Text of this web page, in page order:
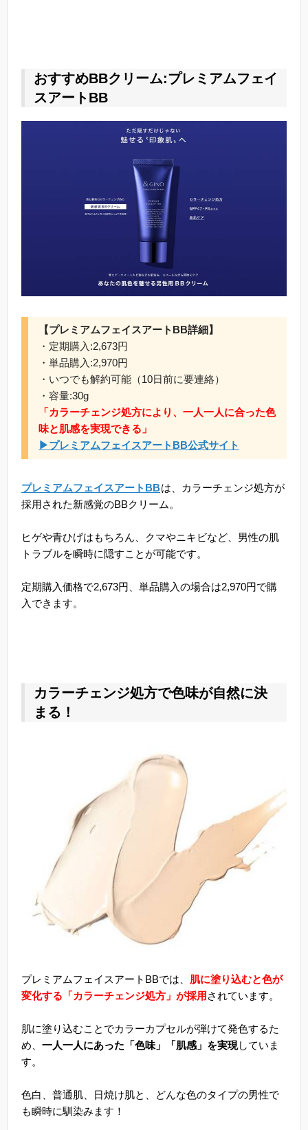
おすすめBBクリーム:プレミアムフェイ
スアートBB
【プレミアムフェイスアートBB詳細】
・定期購入:2,673円
・単品購入:2,970円
・いつでも解約可能（10日前に要連絡）
・容量:30g
「カラーチェンジ処方により、一人一人に合った色
味と肌感を実現できる」
▶プレミアムフェイスアートBB公式サイト
プレミアムフェイスアートBBは、カラーチェンジ処方が
採用された新感覚のBBクリーム。
ヒゲや青ひげはもちろん、クマやニキビなど、男性の肌
トラブルを瞬時に隠すことが可能です。
定期購入価格で2,673円、単品購入の場合は2,970円で購
入できます。
カラーチェンジ処方で色味が自然に決
まる！
プレミアムフェイスアートBBでは、 肌に塗り込むと色が
変化する「カラーチェンジ処方」が採用 されています。
肌に塗り込むことでカラーカプセルが弾けて発色するた
め、 一人一人にあった「色味」「肌感」を実現していま
す。
色白、普通肌、日焼け肌と、どんな色のタイプの男性で
も瞬時に馴染みます！